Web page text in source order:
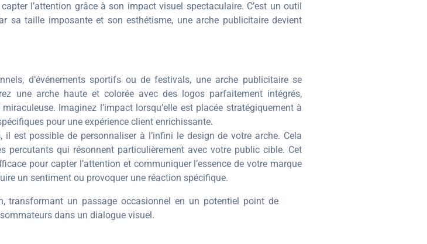
l’attention grâce à son impact visuel spectaculaire. C’est un outil
sa taille imposante et son esthétisme, une arche publicitaire devient
d’événements sportifs ou de festivals, une arche publicitaire se
une arche haute et colorée avec des logos parfaitement intégrés,
Imaginez l’impact lorsqu’elle est placée stratégiquement à
pour une expérience client enrichissante.
est possible de personnaliser à l’infini le design de votre arche. Cela
qui résonnent particulièrement avec votre public cible. Cet
pour capter l’attention et communiquer l’essence de votre marque
un sentiment ou provoquer une réaction spécifique.
transformant un passage occasionnel en un potentiel point de
dans un dialogue visuel.